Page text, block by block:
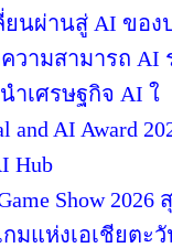
ยนผ่านสู่ AI ขอ
ามสามารถ AI
เศรษฐกิจ AI ใ
and AI Award
Hub
Game Show
มแห่งเอเชียต